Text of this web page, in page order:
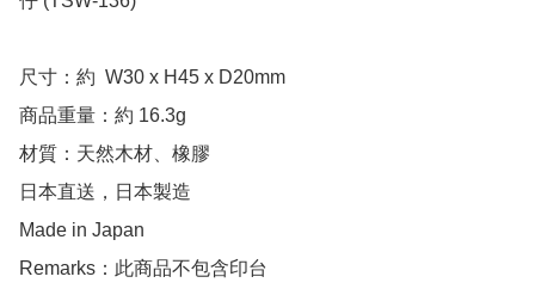
尺寸：約  W30 x H45 x D20mm
商品重量：約 16.3g
材質：天然木材、橡膠
日本直送，日本製造
Made in Japan
Remarks：此商品不包含印台